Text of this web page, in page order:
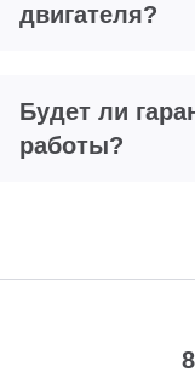
двигателя?
Будет ли
работы?